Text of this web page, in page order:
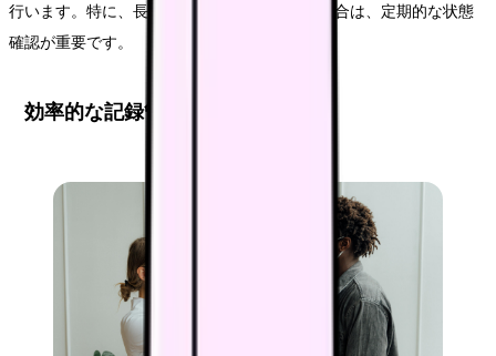
行います。特に、長時間の待機が予想される場合は、定期的な状態
確認が重要です。
効率的な記録管理とシステム活用